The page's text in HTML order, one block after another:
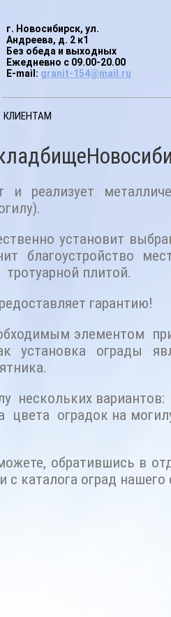
г. Новосибирск, ул.
Андреева, д. 2 к1
Без обеда и выходных
Ежедневно с 09.00-20.00
E-mail: granit-154@mail.ru
КЛИЕНТАМ
и реализует
установит
благоустройство
плитой.
гарантию!
элементом
ограды
нескольких
цвета оградок на
обратившись в
каталога оград нашего